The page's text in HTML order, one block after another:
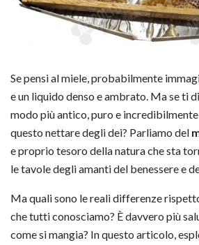
Se pensi al miele, probabilmente
e un liquido denso e ambrato. Ma se ti
modo più antico, puro e
questo nettare degli dei? Parliamo del
e proprio tesoro della natura che sta
le tavole degli amanti del benessere e
Ma quali sono le reali differenze
che tutti conosciamo? È davvero più
come si mangia? In questo articolo,